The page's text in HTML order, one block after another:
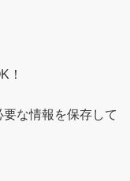
！
な情報を保存して